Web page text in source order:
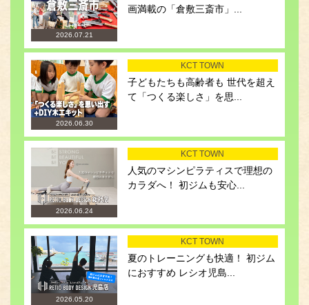
2026.07.21
画満載の「倉敷三斎市」...
2026.06.30
KCT TOWN
子どもたちも高齢者も 世代を超え
て「つくる楽しさ」を思...
2026.06.24
KCT TOWN
人気のマシンピラティスで理想の
カラダへ！ 初ジムも安心...
2026.05.20
KCT TOWN
夏のトレーニングも快適！ 初ジム
におすすめ レシオ児島...